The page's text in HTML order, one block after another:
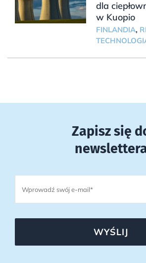
dla
w Kuopio
FINLANDIA,
Zapisz się
WYŚLIJ